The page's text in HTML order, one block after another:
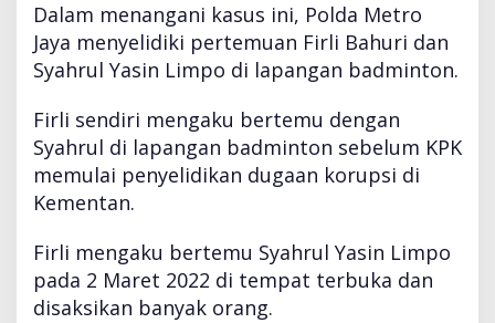
Dalam menangani kasus ini, Polda Metro
Jaya menyelidiki pertemuan Firli Bahuri dan
Syahrul Yasin Limpo di lapangan badminton.
Firli sendiri mengaku bertemu dengan
Syahrul di lapangan badminton sebelum KPK
memulai penyelidikan dugaan korupsi di
Kementan.
Firli mengaku bertemu Syahrul Yasin Limpo
pada 2 Maret 2022 di tempat terbuka dan
disaksikan banyak orang.